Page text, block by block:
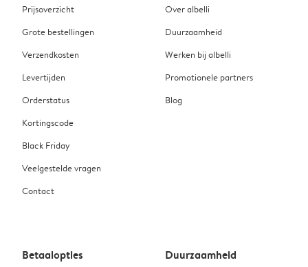
Prijsoverzicht
Grote bestellingen
Verzendkosten
Levertijden
Orderstatus
Kortingscode
Black Friday
Veelgestelde vragen
Contact
Over albelli
Duurzaamheid
Werken bij albelli
Promotionele partners
Blog
Betaalopties Duurzaamheid